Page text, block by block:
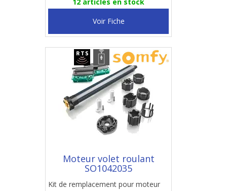
Voir Fiche
Moteur volet roulant
SO1042035
Kit de remplacement pour moteur